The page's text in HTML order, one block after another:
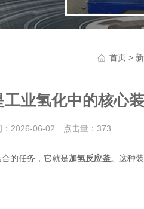
首页>
业氢化中的核心
2026-06-02 点击量：373
的任务，它就是加氢反应釜。这种